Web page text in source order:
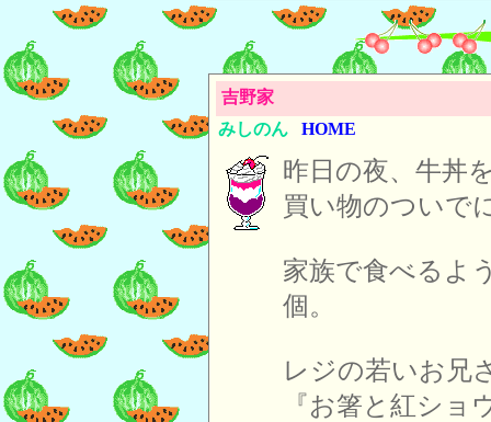
吉野家
みしのん
HOME
昨日の夜、牛丼
買い物のついで
家族で食べる
個。
レジの若いお兄
『お箸と紅シ